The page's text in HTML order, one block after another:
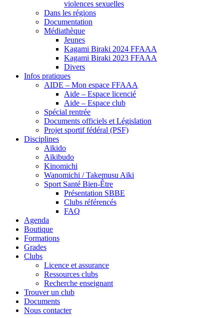
violences sexuelles
Dans les régions
Documentation
Médiathèque
Jeunes
Kagami Biraki 2024 FFAAA
Kagami Biraki 2023 FFAAA
Divers
Infos pratiques
AIDE – Mon espace FFAAA
Aide – Espace licencié
Aide – Espace club
Spécial rentrée
Documents officiels et Législation
Projet sportif fédéral (PSF)
Disciplines
Aïkido
Aïkibudo
Kinomichi
Wanomichi / Takemusu Aïki
Sport Santé Bien-Être
Présentation SBBE
Clubs référencés
FAQ
Agenda
Boutique
Formations
Grades
Clubs
Licence et assurance
Ressources clubs
Recherche enseignant
Trouver un club
Documents
Nous contacter